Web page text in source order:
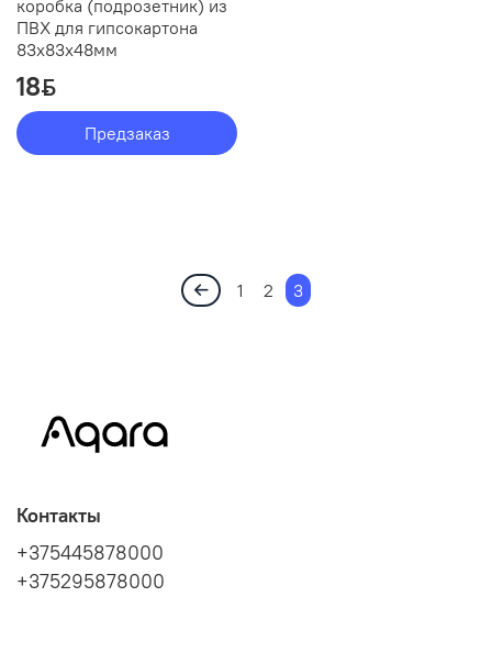
коробка (подрозетник) из
ПВХ для гипсокартона
83х83х48мм
18ƃ
Предзаказ
1 2 3
Контакты
+375445878000
+375295878000